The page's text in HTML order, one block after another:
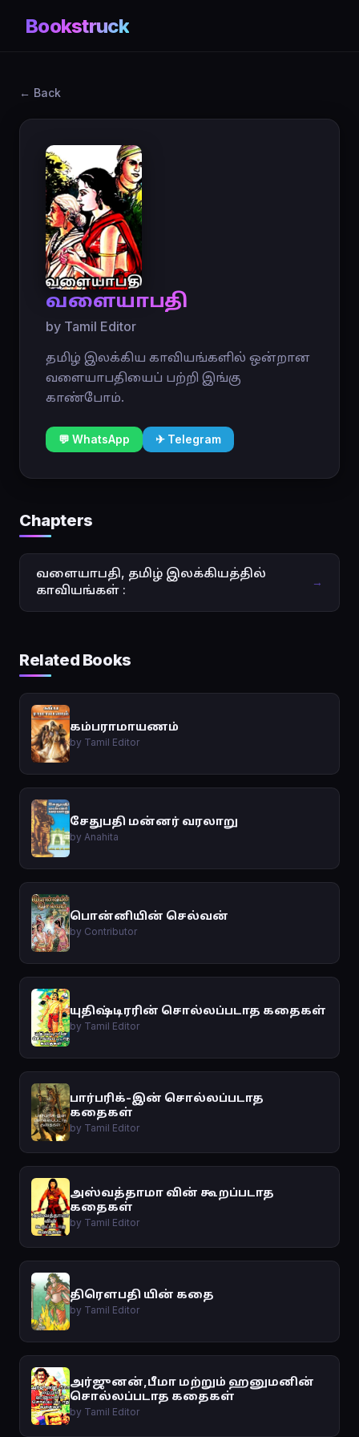
Bookstruck
← Back
வளையாபதி
by Tamil Editor
தமிழ் இலக்கிய காவியங்களில் ஒன்றான
வளையாபதியைப் பற்றி இங்கு
காண்போம்.
💬 WhatsApp ✈ Telegram
Chapters
வளையாபதி, தமிழ் இலக்கியத்தில்
காவியங்கள் :
→
Related Books
கம்பராமாயணம்
by Tamil Editor
சேதுபதி மன்னர் வரலாறு
by Anahita
பொன்னியின் செல்வன்
by Contributor
யுதிஷ்டிரரின் சொல்லப்படாத கதைகள்
by Tamil Editor
பார்பரிக்-இன் சொல்லப்படாத
கதைகள்
by Tamil Editor
அஸ்வத்தாமா வின் கூறப்படாத
கதைகள்
by Tamil Editor
திரௌபதி யின் கதை
by Tamil Editor
அர்ஜுனன்,பீமா மற்றும் ஹனுமனின்
சொல்லப்படாத கதைகள்
by Tamil Editor